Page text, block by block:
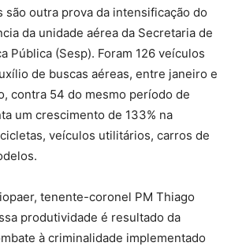
são outra prova da intensificação do
da unidade aérea da Secretaria de
Pública (Sesp). Foram 126 veículos
de buscas aéreas, entre janeiro e
contra 54 do mesmo período de
um crescimento de 133% na
veículos utilitários, carros de
tenente-coronel PM Thiago
produtividade é resultado da
à criminalidade implementado